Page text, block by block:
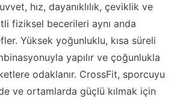
hız, dayanıklılık, çeviklik ve
fiziksel becerileri aynı anda
Yüksek yoğunluklu, kısa süreli
yapılır ve çoğunlukla
odaklanır. CrossFit, sporcuyu
ve ortamlarda güçlü kılmak için